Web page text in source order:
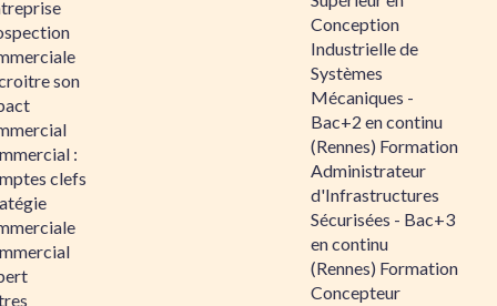
son
:
clefs
Conception
Industrielle de
Systèmes
Mécaniques -
Bac+2 en continu
(Rennes) Formation
Administrateur
d'Infrastructures
Sécurisées - Bac+3
en continu
(Rennes) Formation
Concepteur